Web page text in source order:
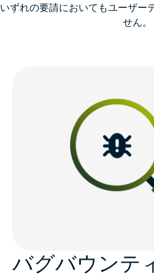
いずれの要請においてもユーザー
せん。
バグバウンテ